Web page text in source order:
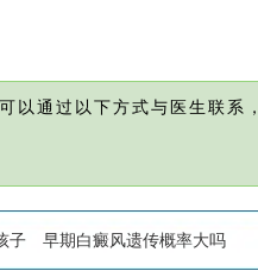
以通过以下方式与医生联系，
子 早期白癜风遗传概率大吗